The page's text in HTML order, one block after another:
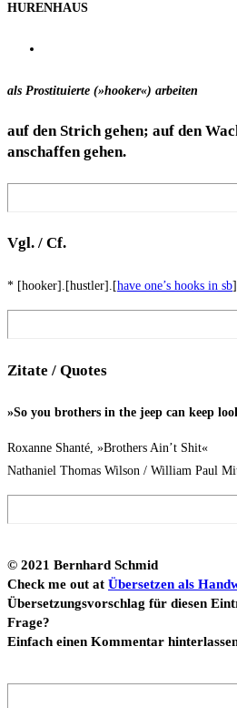
HURENHAUS
als Pro­sti­tu­ier­te (»hoo­ker«) arbeiten
auf den Strich gehen; auf den
anschaf­fen gehen.
Vgl. / Cf.
* [hooker].[hustler].[have one’s hooks in sb
Zita­te / Quotes
»So you brot­hers in the jeep can keep
Rox­an­ne Shan­té, »Brot­hers Ain’t Shit«
Natha­ni­el Tho­mas Wil­son / Wil­liam Paul
© 2021 Bern­hard Schmid
Check me out at Über­set­zen als
Über­set­zungs­vor­schlag für die­sen
Fra­ge?
Ein­fach einen Kom­men­tar